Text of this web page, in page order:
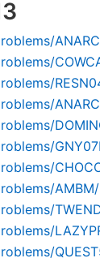
AMBM/